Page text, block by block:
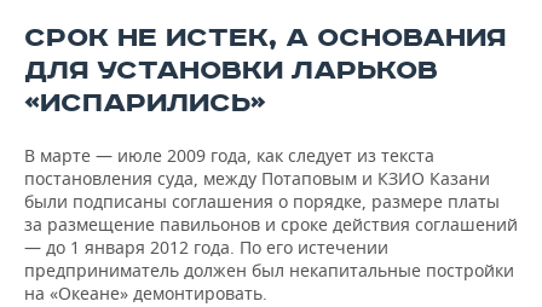
СРОК НЕ ИСТЕК, А ОСНОВАНИЯ
ДЛЯ УСТАНОВКИ ЛАРЬКОВ
«ИСПАРИЛИСЬ»
В марте — июле 2009 года, как следует из текста
постановления суда, между Потаповым и КЗИО Казани
были подписаны соглашения о порядке, размере платы
за размещение павильонов и сроке действия соглашений
— до 1 января 2012 года. По его истечении
предприниматель должен был некапитальные постройки
на «Океане» демонтировать.